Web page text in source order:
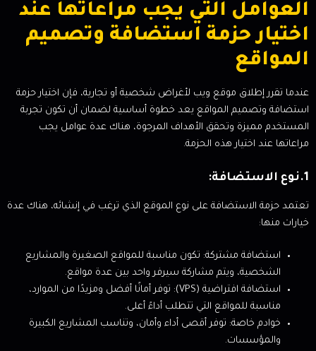
العوامل التي يجب مراعاتها عند
اختيار حزمة استضافة وتصميم
المواقع
عندما تقرر إطلاق موقع ويب لأغراض شخصية أو تجارية، فإن اختيار حزمة
استضافة وتصميم المواقع يعد خطوة أساسية لضمان أن تكون تجربة
المستخدم مميزة وتحقق الأهداف المرجوة، هناك عدة عوامل يجب
مراعاتها عند اختيار هذه الحزمة.
1.نوع الاستضافة:
تعتمد حزمة الاستضافة على نوع الموقع الذي ترغب في إنشائه، هناك عدة
خيارات منها:
استضافة مشتركة: تكون مناسبة للمواقع الصغيرة والمشاريع
الشخصية، ويتم مشاركة سيرفر واحد بين عدة مواقع.
استضافة افتراضية (VPS): توفر أمانًا أفضل ومزيدًا من الموارد،
مناسبة للمواقع التي تتطلب أداءً أعلى.
خوادم خاصة: توفر أقصى أداء وأمان، وتناسب المشاريع الكبيرة
والمؤسسات.